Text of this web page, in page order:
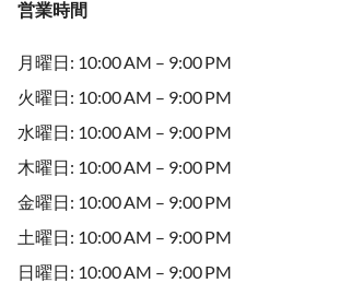
営業時間
月曜日: 10:00 AM – 9:00 PM
火曜日: 10:00 AM – 9:00 PM
水曜日: 10:00 AM – 9:00 PM
木曜日: 10:00 AM – 9:00 PM
金曜日: 10:00 AM – 9:00 PM
土曜日: 10:00 AM – 9:00 PM
日曜日: 10:00 AM – 9:00 PM